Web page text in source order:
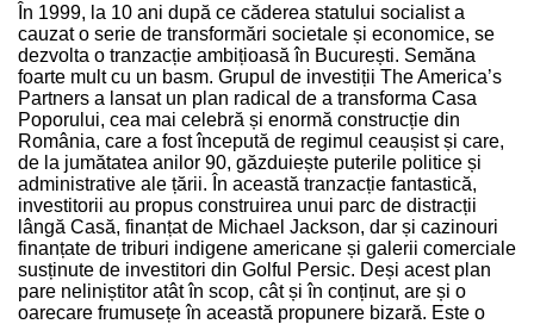
În 1999, la 10 ani după ce căderea statului socialist a
cauzat o serie de transformări societale și economice, se
dezvolta o tranzacție ambițioasă în București. Semăna
foarte mult cu un basm. Grupul de investiții The America’s
Partners a lansat un plan radical de a transforma Casa
Poporului, cea mai celebră și enormă construcție din
România, care a fost începută de regimul ceaușist și care,
de la jumătatea anilor 90, găzduiește puterile politice și
administrative ale țării. În această tranzacție fantastică,
investitorii au propus construirea unui parc de distracții
lângă Casă, finanțat de Michael Jackson, dar și cazinouri
finanțate de triburi indigene americane și galerii comerciale
susținute de investitori din Golful Persic. Deși acest plan
pare neliniștitor atât în scop, cât și în conținut, are și o
oarecare frumusețe în această propunere bizară. Este o